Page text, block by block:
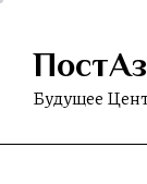
Skip
contentБудущее